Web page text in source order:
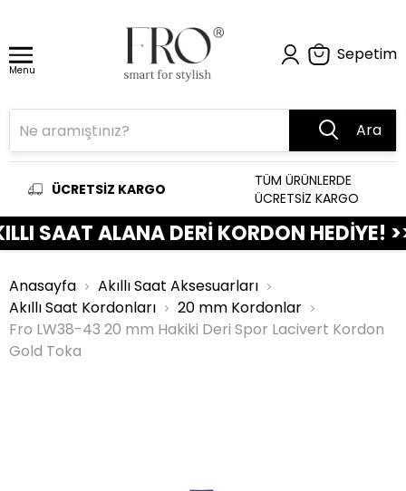
Menu
Sepetim
Ara
ÜCRETSİZ KARGO
TÜM ÜRÜNLERDE
ÜCRETSİZ KARGO
ALANA DERİ KORDON HEDİYE! >>>>>
Anasayfa
Akıllı Saat Aksesuarları
Akıllı Saat Kordonları
20 mm Kordonlar
Fro LW38-43 20 mm Hakiki Deri Spor Lacivert Kordon
Gold Toka